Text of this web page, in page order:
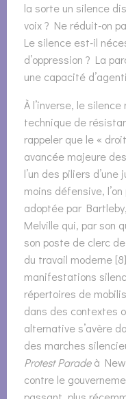
la sorte un silence
voix ? Ne réduit-on
Le silence est-il
d’oppression ? La
une capacité
À l’inverse, le
technique de
rappeler que le «
avancée majeure
l’un des piliers
moins défensive,
adoptée par
Melville qui, par son
son poste de clerc
du travail moderne
manifestations
répertoires de
dans des contextes
alternative s’avère
des marches
Protest Paradeà New
contre le